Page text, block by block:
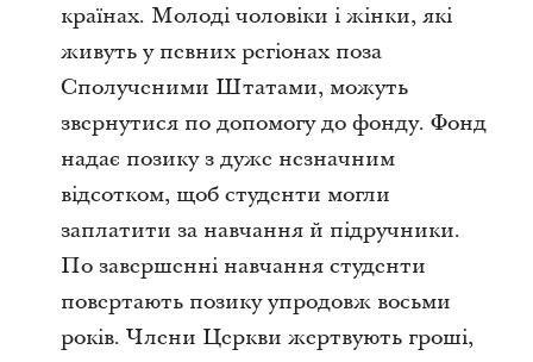
країнах. Молоді чоловіки і жінки, які
живуть у певних регіонах поза
Сполученими Штатами, можуть
звернутися по допомогу до фонду. Фонд
надає позику з дуже незначним
відсотком, щоб студенти могли
заплатити за навчання й підручники.
По завершенні навчання студенти
повертають позику упродовж восьми
років. Члени Церкви жертвують гроші,